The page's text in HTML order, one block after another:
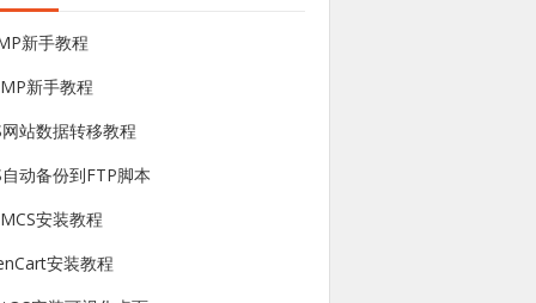
新手教程
新手教程
网站数据转移教程
自动备份到FTP脚本
安装教程
安装教程